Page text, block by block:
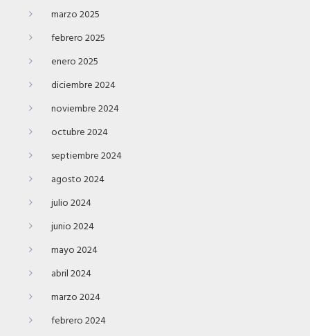
marzo 2025
febrero 2025
enero 2025
diciembre 2024
noviembre 2024
octubre 2024
septiembre 2024
agosto 2024
julio 2024
junio 2024
mayo 2024
abril 2024
marzo 2024
febrero 2024